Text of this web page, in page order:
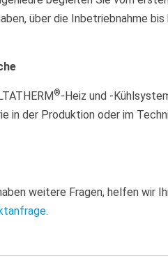
über die Inbetriebnahme
®-Heiz und -
in der Produktion oder im
weitere Fragen, helfen wir
.